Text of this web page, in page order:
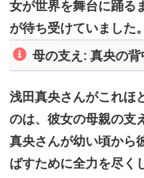
女が世界を舞台に踊る
が待ち受けていました。
母の支え: 真央の背
浅田真央さんがこれほ
のは、彼女の母親の支
真央さんが幼い頃から
ばすために全力を尽く